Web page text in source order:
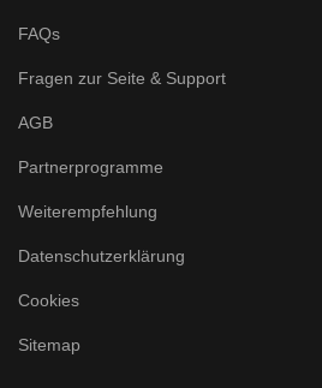
FAQs
Fragen zur Seite & Support
AGB
Partnerprogramme
Weiterempfehlung
Datenschutzerklärung
Cookies
Sitemap